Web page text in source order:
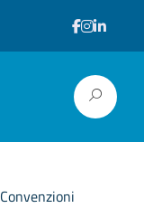
Convenzioni